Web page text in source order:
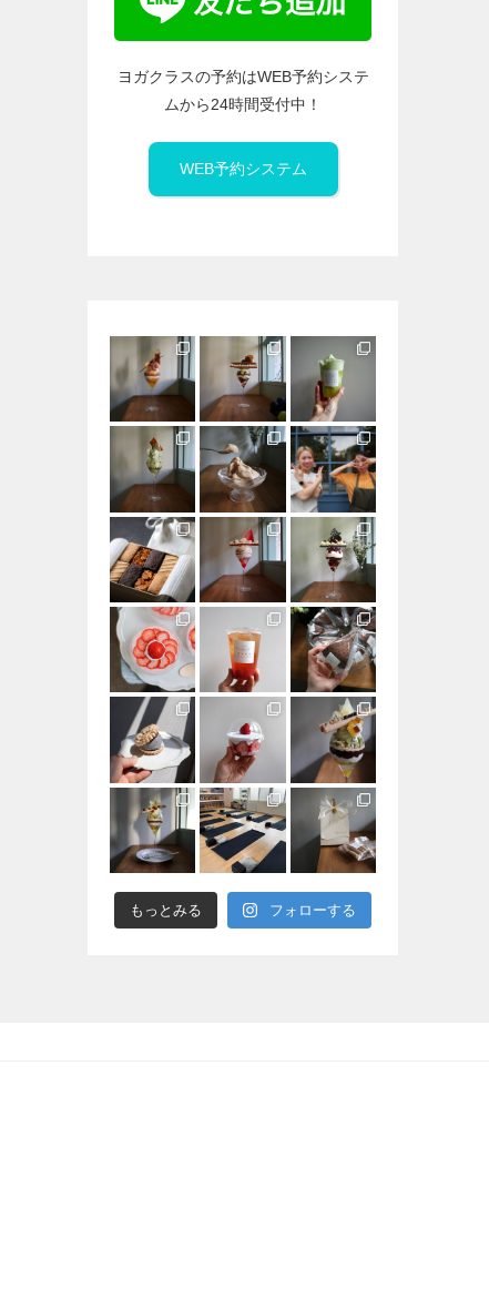
ヨガクラスの予約はWEB予約システ
ムから24時間受付中！
WEB予約システム
もっとみる フォローする